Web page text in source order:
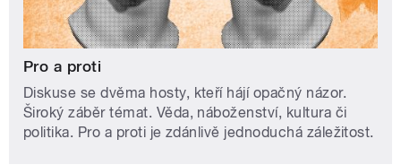
Pro a proti
Diskuse se dvěma hosty, kteří hájí opačný názor.
Široký záběr témat. Věda, náboženství, kultura či
politika. Pro a proti je zdánlivě jednoduchá záležitost.